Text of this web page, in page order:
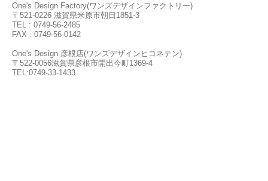
One's Design Factory(ワンズデザインファクトリー)
〒521-0226 滋賀県米原市朝日1851-3
TEL : 0749-56-2485
FAX : 0749-56-0142
One's Design 彦根店(ワンズデザインヒコネテン)
〒522-0056滋賀県彦根市開出今町1369-4
TEL:0749-33-1433